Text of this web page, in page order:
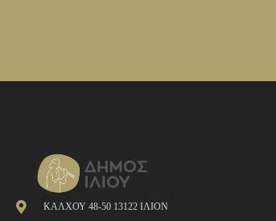
ΚΑΛΧΟΥ 48-50 13122 ΙΛΙΟΝ